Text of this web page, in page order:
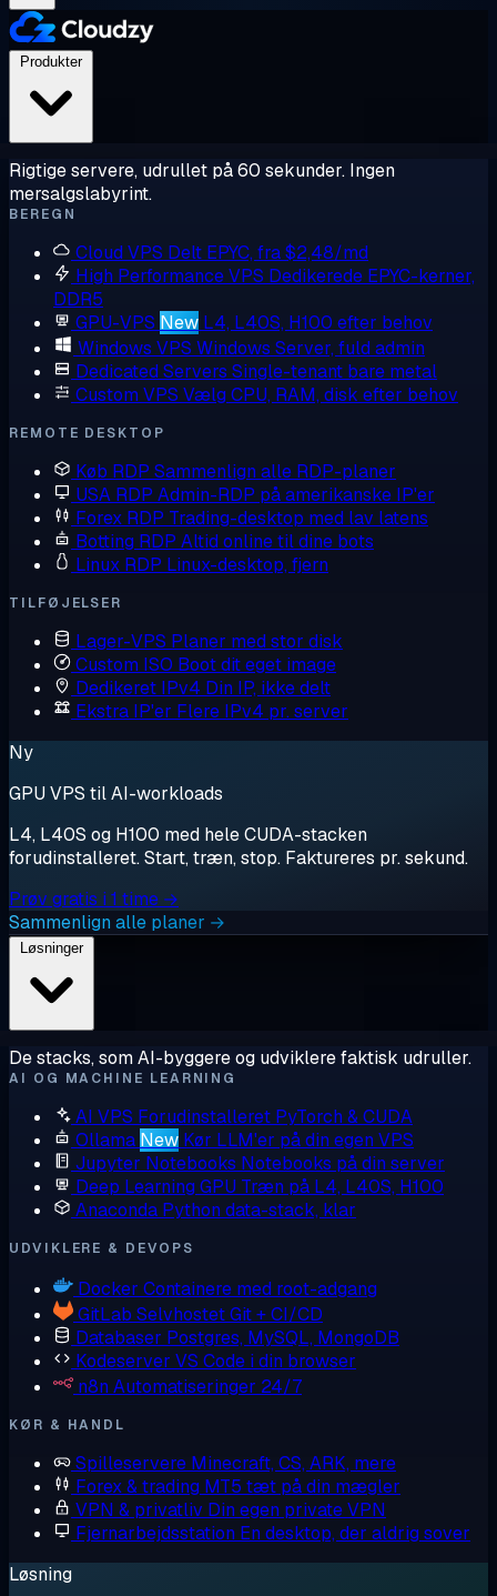
Produkter
Rigtige servere, udrullet på 60 sekunder. Ingen
mersalgslabyrint.
BEREGN
Cloud VPS Delt EPYC, fra $2,48/md
High Performance VPS Dedikerede EPYC-kerner,
DDR5
GPU-VPS New L4, L40S, H100 efter behov
Windows VPS Windows Server, fuld admin
Dedicated Servers Single-tenant bare metal
Custom VPS Vælg CPU, RAM, disk efter behov
REMOTE DESKTOP
Køb RDP Sammenlign alle RDP-planer
USA RDP Admin-RDP på amerikanske IP'er
Forex RDP Trading-desktop med lav latens
Botting RDP Altid online til dine bots
Linux RDP Linux-desktop, fjern
TILFØJELSER
Lager-VPS Planer med stor disk
Custom ISO Boot dit eget image
Dedikeret IPv4 Din IP, ikke delt
Ekstra IP'er Flere IPv4 pr. server
Ny
GPU VPS til AI-workloads
L4, L40S og H100 med hele CUDA-stacken
forudinstalleret. Start, træn, stop. Faktureres pr. sekund.
Prøv gratis i 1 time →
Sammenlign alle planer →
Løsninger
De stacks, som AI-byggere og udviklere faktisk udruller.
AI OG MACHINE LEARNING
AI VPS Forudinstalleret PyTorch & CUDA
Ollama New Kør LLM'er på din egen VPS
Jupyter Notebooks Notebooks på din server
Deep Learning GPU Træn på L4, L40S, H100
Anaconda Python data-stack, klar
UDVIKLERE & DEVOPS
Docker Containere med root-adgang
GitLab Selvhostet Git + CI/CD
Databaser Postgres, MySQL, MongoDB
Kodeserver VS Code i din browser
n8n Automatiseringer 24/7
KØR & HANDL
Spilleservere Minecraft, CS, ARK, mere
Forex & trading MT5 tæt på din mægler
VPN & privatliv Din egen private VPN
Fjernarbejdsstation En desktop, der aldrig sover
Løsning